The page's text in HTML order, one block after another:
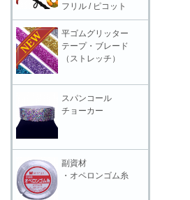
フリル / ピコット
平ゴムグリッター
テープ・ブレード
（ストレッチ）
スパンコール
チョーカー
副資材
・オペロンゴム糸